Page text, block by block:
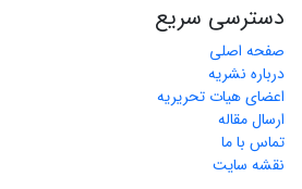
دسترسی سریع
صفحه اصلی
درباره نشریه
اعضای هیات تحریریه
ارسال مقاله
تماس با ما
نقشه سایت